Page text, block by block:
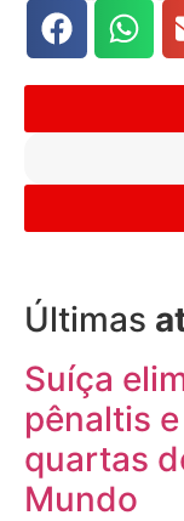
Últimas
Suíça
pênaltis
quartas
Mundo